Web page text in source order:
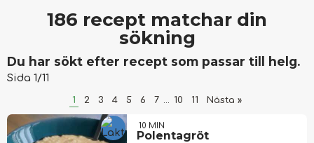
186 recept matchar din
sökning
Du har sökt efter recept som passar till helg.
Sida 1/11
1 2 3 4 5 6 7 ... 10 11 Nästa »
10 MIN
Polentagröt